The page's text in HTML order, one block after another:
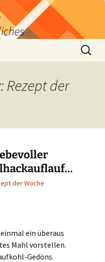
Suchen
nach:
Rezept der
der Woche
ein überaus
Mahl vorstellen.
Gedöns.